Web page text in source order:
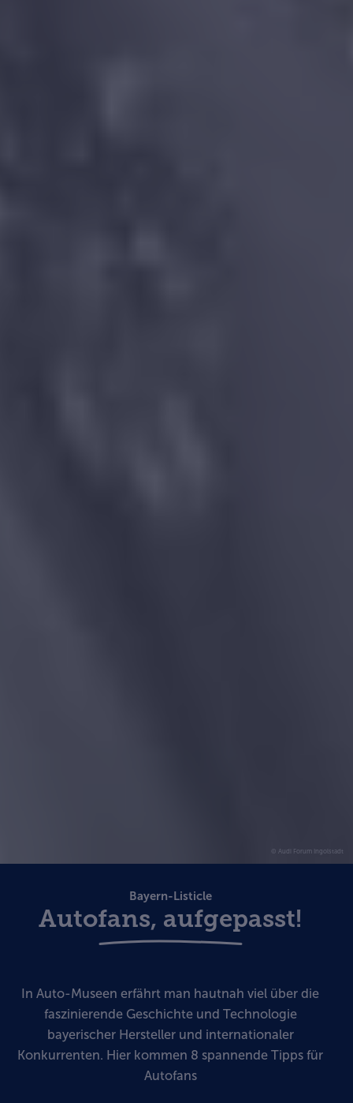
© Audi Forum Ingolstadt
Bayern-Listicle
Autofans, aufgepasst!
In Auto-Museen erfährt man hautnah viel über die
faszinierende Geschichte und Technologie
bayerischer Hersteller und internationaler
Konkurrenten. Hier kommen 8 spannende Tipps für
Autofans